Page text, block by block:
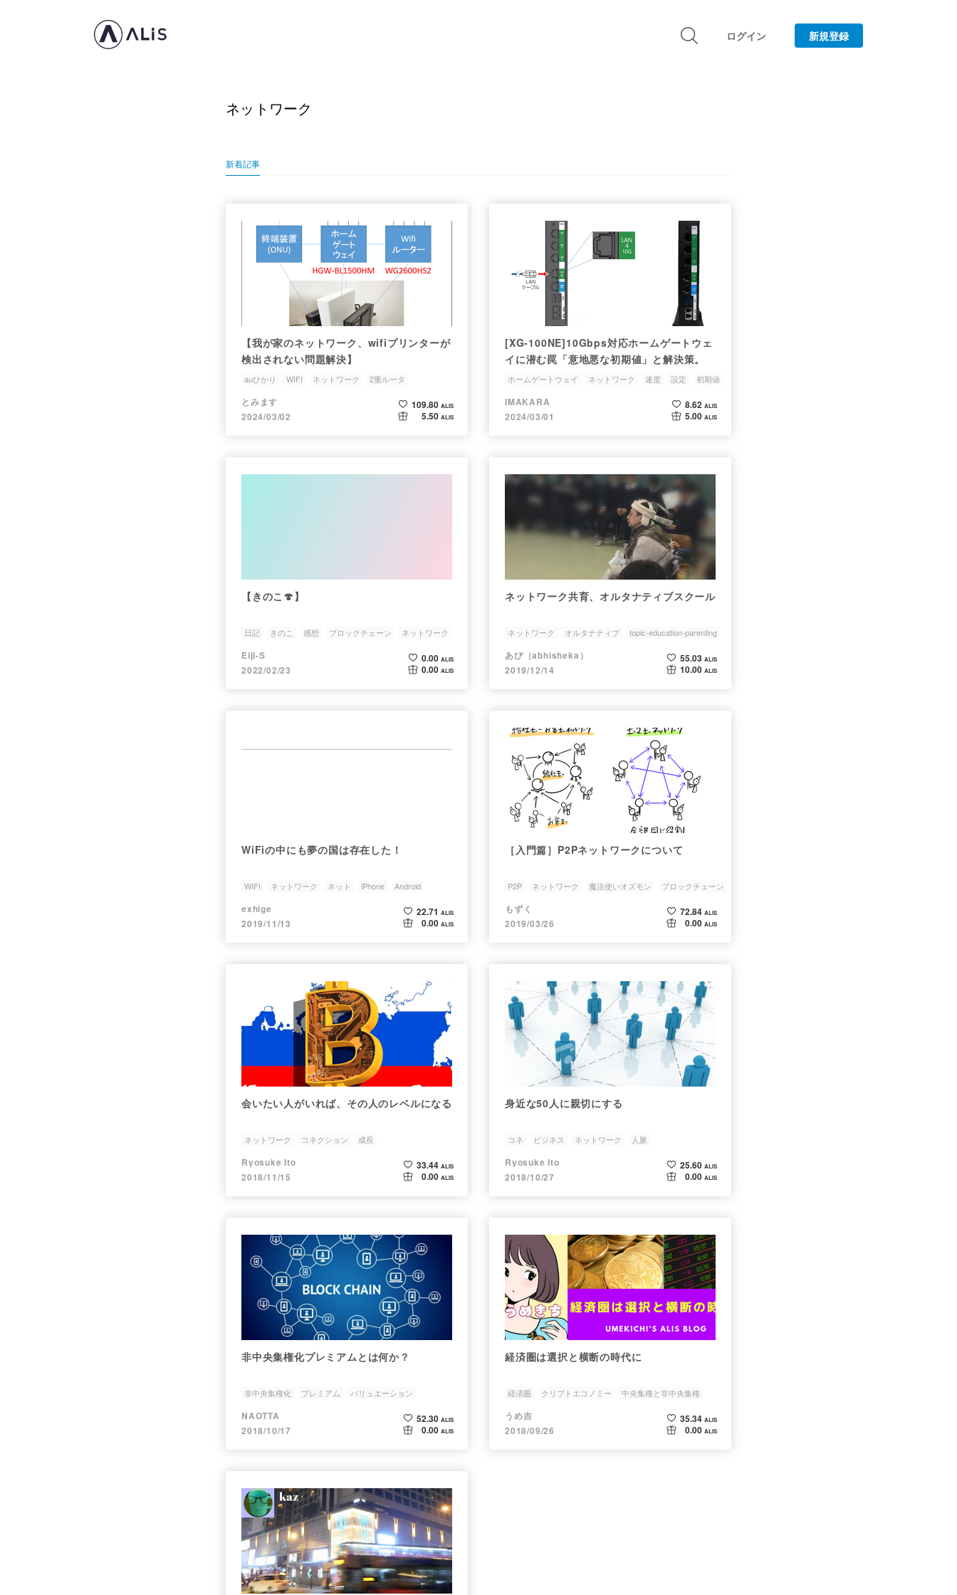
ログイン 新規登録
ネットワーク
新着記事
【我が家のネットワーク、wifiプリンターが
検出されない問題解決】
auひかり WIFI ネットワーク 2重ルータ
とみます
2024/03/02
109.80 ALIS
5.50 ALIS
[XG-100NE]10Gbps対応ホームゲートウェ
イに潜む罠「意地悪な初期値」と解決策。
ホームゲートウェイ ネットワーク 速度 設定 初期値
IMAKARA
2024/03/01
8.62 ALIS
5.00 ALIS
【きのこ🍄】
日記 きのこ 感想 ブロックチェーン ネットワーク
Eiji-S
2022/02/23
0.00 ALIS
0.00 ALIS
ネットワーク共育、オルタナティブスクール
ネットワーク オルタナティブ topic-education-parenting
あび（abhisheka）
2019/12/14
55.03 ALIS
10.00 ALIS
WiFiの中にも夢の国は存在した！
WIFI ネットワーク ネット iPhone Android
exhige
2019/11/13
22.71 ALIS
0.00 ALIS
［入門篇］P2Pネットワークについて
P2P ネットワーク 魔法使いオズモン
ブロックチェーン
図解
もずく
2019/03/26
72.84 ALIS
0.00 ALIS
会いたい人がいれば、その人のレベルになる
ネットワーク コネクション 成長
Ryosuke Ito
2018/11/15
33.44 ALIS
0.00 ALIS
身近な50人に親切にする
コネ ビジネス ネットワーク 人脈
Ryosuke Ito
2018/10/27
25.60 ALIS
0.00 ALIS
非中央集権化プレミアムとは何か？
非中央集権化 プレミアム
バリュエーション
ネットワーク
NAOTTA
2018/10/17
52.30 ALIS
0.00 ALIS
経済圏は選択と横断の時代に
経済圏 クリプトエコノミー
中央集権と非中央集権
経済圏の選択
うめ吉
2018/09/26
35.34 ALIS
0.00 ALIS